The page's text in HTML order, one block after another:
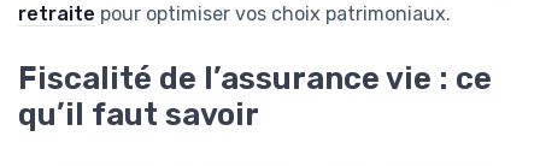
retraite pour optimiser vos choix patrimoniaux.
Fiscalité de l’assurance vie : ce
qu’il faut savoir